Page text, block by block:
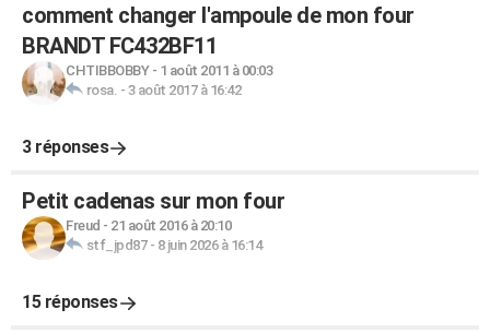
comment changer l'ampoule de mon four
BRANDT FC432BF11
CHTIBBOBBY- 1 août 2011 à 00:03
rosa. - 3 août 2017 à 16:42
3 réponses
Petit cadenas sur mon four
Freud - 21 août 2016 à 20:10
stf_jpd87- 8 juin 2026 à 16:14
15 réponses